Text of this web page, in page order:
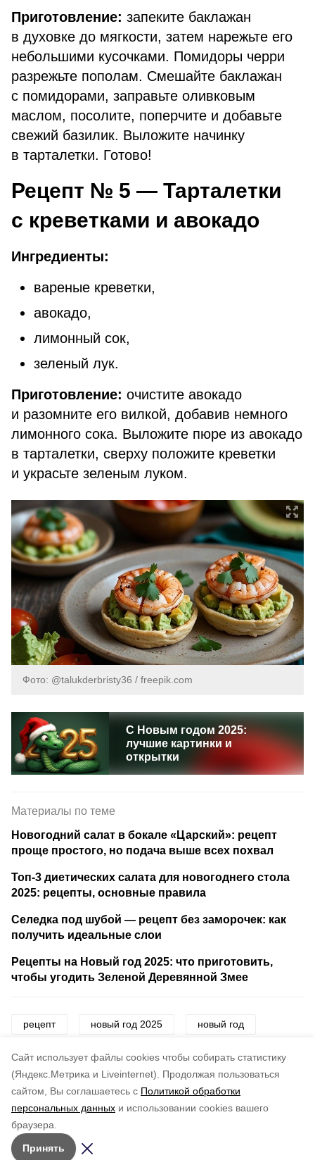
Cайт использует файлы cookies чтобы собирать статистику
(Яндекс.Метрика и Liveinternet).
Продолжая пользоваться
сайтом, Вы соглашаетесь с Политикой обработки
персональных данных и использовании cookies вашего
браузера.
Принять
Приготовление: запеките баклажан
в духовке до мягкости, затем нарежьте его
небольшими кусочками. Помидоры черри
разрежьте пополам. Смешайте баклажан
с помидорами, заправьте оливковым
маслом, посолите, поперчите и добавьте
свежий базилик. Выложите начинку
в тарталетки. Готово!
Рецепт № 5 — Тарталетки
с креветками и авокадо
Ингредиенты:
вареные креветки,
авокадо,
лимонный сок,
зеленый лук.
Приготовление: очистите авокадо
и разомните его вилкой, добавив немного
лимонного сока. Выложите пюре из авокадо
в тарталетки, сверху положите креветки
и украсьте зеленым луком.
Фото: @talukderbristy36 / freepik.com
С Новым годом 2025:
лучшие картинки и
открытки
Материалы по теме
Новогодний салат в бокале «Царский»: рецепт
проще простого, но подача выше всех похвал
Топ-3 диетических салата для новогоднего стола
2025: рецепты, основные правила
Селедка под шубой — рецепт без заморочек: как
получить идеальные слои
Рецепты на Новый год 2025: что приготовить,
чтобы угодить Зеленой Деревянной Змее
рецепт новый год 2025 новый год
2025 тарталетки продукты еда
по оценке
5